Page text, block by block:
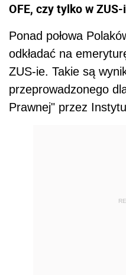
OFE, czy tylko w ZUS-
Ponad połowa
odkładać na
ZUS-ie. Takie są
przeprowadzonego
Prawnej" przez